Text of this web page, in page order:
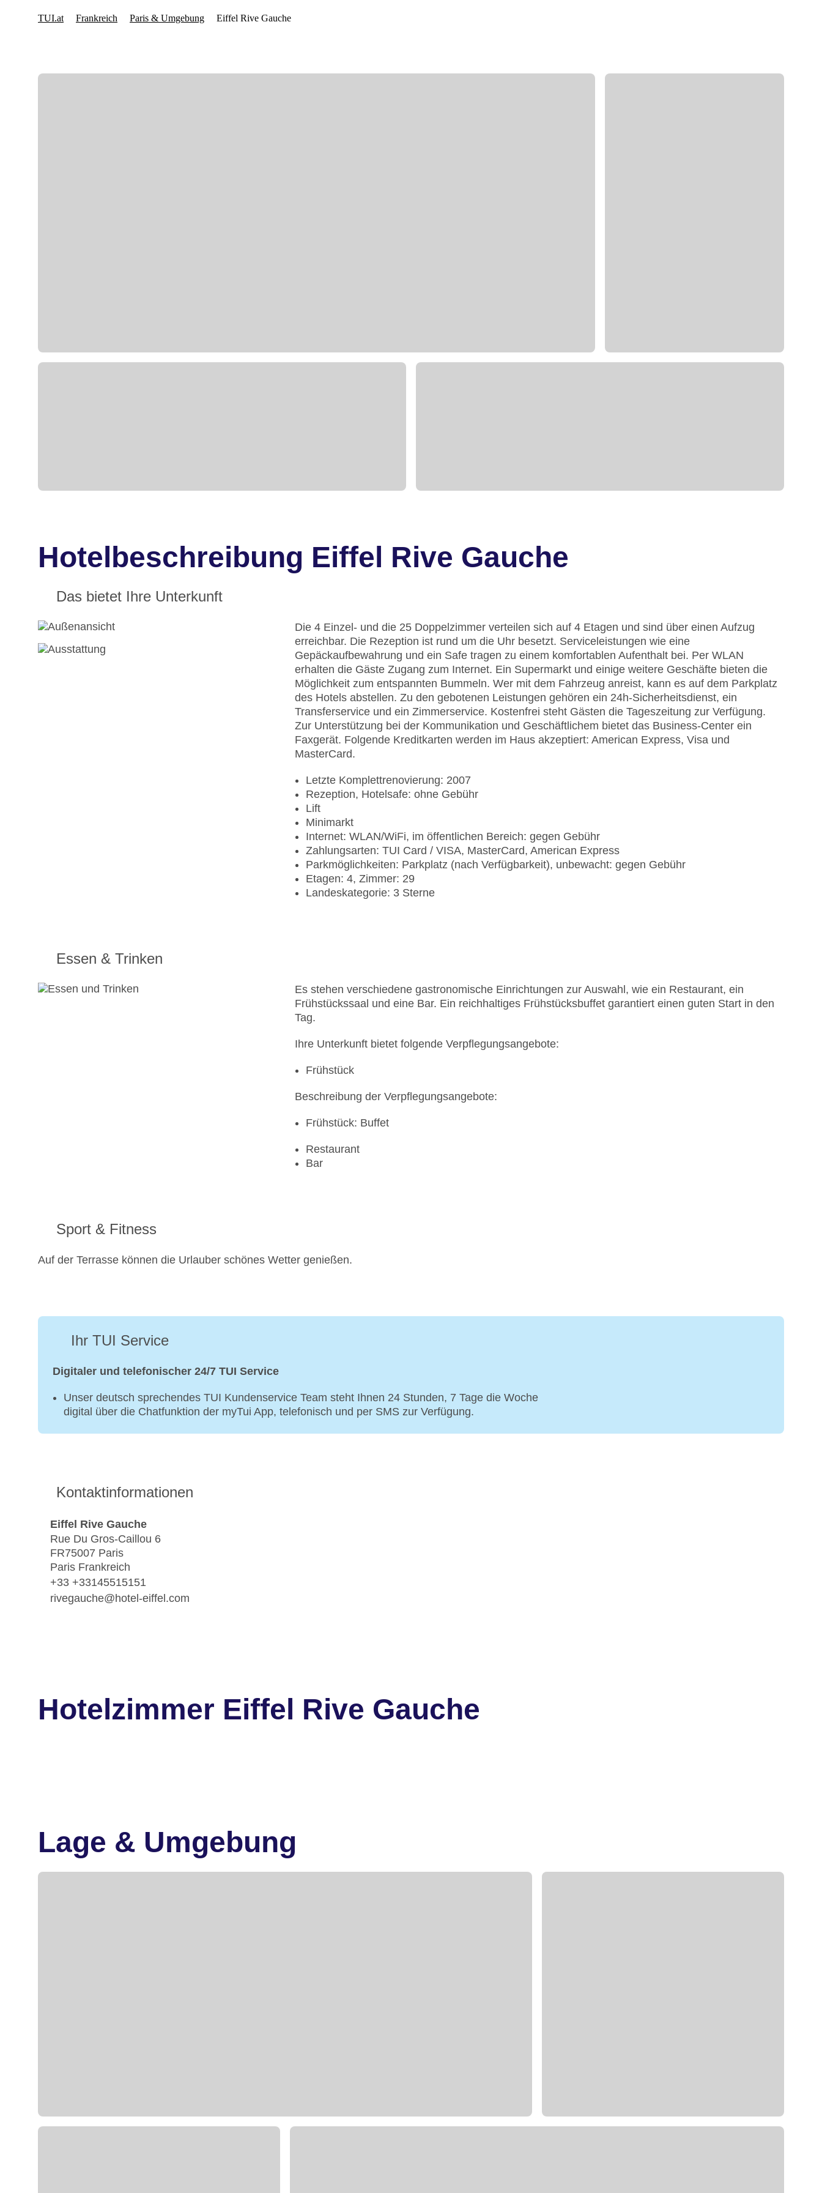
Hotelbeschreibung Eiffel Rive Gauche
Das bietet Ihre Unterkunft
Die 4 Einzel- und die 25 Doppelzimmer verteilen sich auf 4 Etagen und sind über einen Aufzug
erreichbar. Die Rezeption ist rund um die Uhr besetzt. Serviceleistungen wie eine
Gepäckaufbewahrung und ein Safe tragen zu einem komfortablen Aufenthalt bei. Per WLAN
erhalten die Gäste Zugang zum Internet. Ein Supermarkt und einige weitere Geschäfte bieten die
Möglichkeit zum entspannten Bummeln. Wer mit dem Fahrzeug anreist, kann es auf dem Parkplatz
des Hotels abstellen. Zu den gebotenen Leistungen gehören ein 24h-Sicherheitsdienst, ein
Transferservice und ein Zimmerservice. Kostenfrei steht Gästen die Tageszeitung zur Verfügung.
Zur Unterstützung bei der Kommunikation und Geschäftlichem bietet das Business-Center ein
Faxgerät. Folgende Kreditkarten werden im Haus akzeptiert: American Express, Visa und
MasterCard.
Letzte Komplettrenovierung: 2007
Rezeption, Hotelsafe: ohne Gebühr
Lift
Minimarkt
Internet: WLAN/WiFi, im öffentlichen Bereich: gegen Gebühr
Zahlungsarten: TUI Card / VISA, MasterCard, American Express
Parkmöglichkeiten: Parkplatz (nach Verfügbarkeit), unbewacht: gegen Gebühr
Etagen: 4, Zimmer: 29
Landeskategorie: 3 Sterne
Essen & Trinken
Es stehen verschiedene gastronomische Einrichtungen zur Auswahl, wie ein Restaurant, ein
Frühstückssaal und eine Bar. Ein reichhaltiges Frühstücksbuffet garantiert einen guten Start in den
Tag.
Ihre Unterkunft bietet folgende Verpflegungsangebote:
Frühstück
Beschreibung der Verpflegungsangebote:
Frühstück: Buffet
Restaurant
Bar
Sport & Fitness
Auf der Terrasse können die Urlauber schönes Wetter genießen.
Ihr TUI Service
Digitaler und telefonischer 24/7 TUI Service
Unser deutsch sprechendes TUI Kundenservice Team steht Ihnen 24 Stunden, 7 Tage die Woche
digital über die Chatfunktion der myTui App, telefonisch und per SMS zur Verfügung.
Kontaktinformationen
Eiffel Rive Gauche
Rue Du Gros-Caillou 6
FR75007 Paris
Paris Frankreich
+33 +33145515151
rivegauche@hotel-eiffel.com
Hotelzimmer Eiffel Rive Gauche
Lage & Umgebung